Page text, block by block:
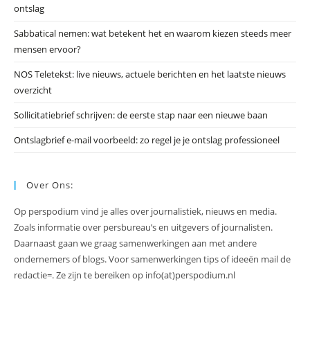
ontslag
Sabbatical nemen: wat betekent het en waarom kiezen steeds meer
mensen ervoor?
NOS Teletekst: live nieuws, actuele berichten en het laatste nieuws
overzicht
Sollicitatiebrief schrijven: de eerste stap naar een nieuwe baan
Ontslagbrief e-mail voorbeeld: zo regel je je ontslag professioneel
Over Ons:
Op perspodium vind je alles over journalistiek, nieuws en media.
Zoals informatie over persbureau’s en uitgevers of journalisten.
Daarnaast gaan we graag samenwerkingen aan met andere
ondernemers of blogs. Voor samenwerkingen tips of ideeën mail de
redactie=. Ze zijn te bereiken op info(at)perspodium.nl